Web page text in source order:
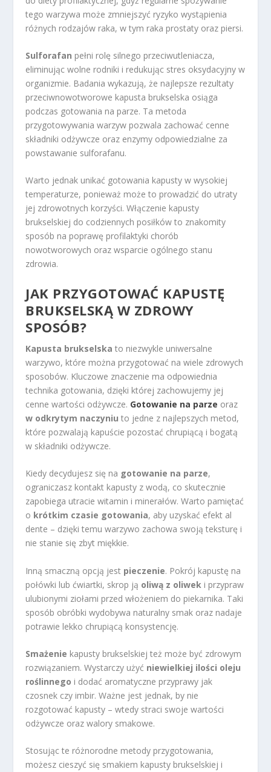
tego warzywa może zmniejszyć ryzyko wystąpienia
różnych rodzajów raka, w tym raka prostaty oraz piersi.
Sulforafan pełni rolę silnego przeciwutleniacza,
eliminując wolne rodniki i redukując stres oksydacyjny w
organizmie. Badania wykazują, że najlepsze rezultaty
przeciwnowotworowe kapusta brukselska osiąga
podczas gotowania na parze. Ta metoda
przygotowywania warzyw pozwala zachować cenne
składniki odżywcze oraz enzymy odpowiedzialne za
powstawanie sulforafanu.
Warto jednak unikać gotowania kapusty w wysokiej
temperaturze, ponieważ może to prowadzić do utraty
jej zdrowotnych korzyści. Włączenie kapusty
brukselskiej do codziennych posiłków to znakomity
sposób na poprawę profilaktyki chorób
nowotworowych oraz wsparcie ogólnego stanu
zdrowia.
JAK PRZYGOTOWAĆ KAPUSTĘ
BRUKSELSKĄ W ZDROWY
SPOSÓB?
Kapusta brukselska to niezwykle uniwersalne
warzywo, które można przygotować na wiele zdrowych
sposobów. Kluczowe znaczenie ma odpowiednia
technika gotowania, dzięki której zachowujemy jej
cenne wartości odżywcze. Gotowanie na parze oraz
w odkrytym naczyniu to jedne z najlepszych metod,
które pozwalają kapuście pozostać chrupiącą i bogatą
w składniki odżywcze.
Kiedy decydujesz się na gotowanie na parze,
ograniczasz kontakt kapusty z wodą, co skutecznie
zapobiega utracie witamin i minerałów. Warto pamiętać
o krótkim czasie gotowania, aby uzyskać efekt al
dente – dzięki temu warzywo zachowa swoją teksturę i
nie stanie się zbyt miękkie.
Inną smaczną opcją jest pieczenie. Pokrój kapustę na
połówki lub ćwiartki, skrop ją oliwą z oliwek i przypraw
ulubionymi ziołami przed włożeniem do piekarnika. Taki
sposób obróbki wydobywa naturalny smak oraz nadaje
potrawie lekko chrupiącą konsystencję.
Smażenie kapusty brukselskiej też może być zdrowym
rozwiązaniem. Wystarczy użyć niewielkiej ilości oleju
roślinnego i dodać aromatyczne przyprawy jak
czosnek czy imbir. Ważne jest jednak, by nie
rozgotować kapusty – wtedy straci swoje wartości
odżywcze oraz walory smakowe.
Stosując te różnorodne metody przygotowania,
możesz cieszyć się smakiem kapusty brukselskiej i